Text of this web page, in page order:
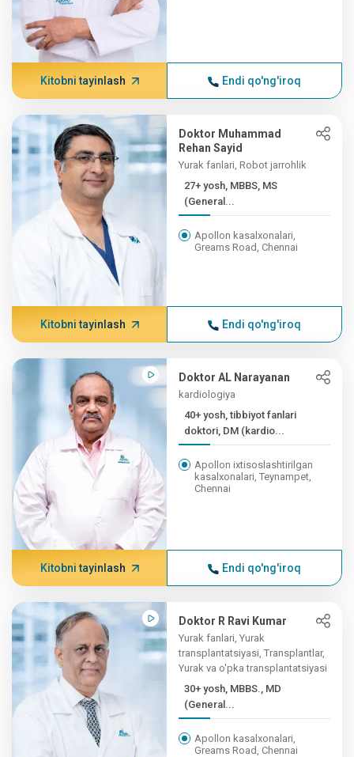
Kitobni tayinlash Endi qo'ng'iroq
Doktor Muhammad
Rehan Sayid
Yurak fanlari, Robot jarrohlik
27+ yosh, MBBS, MS
(General...
Apollon kasalxonalari,
Greams Road, Chennai
Kitobni tayinlash Endi qo'ng'iroq
Doktor AL Narayanan
kardiologiya
40+ yosh, tibbiyot fanlari
doktori, DM (kardio...
Apollon ixtisoslashtirilgan
kasalxonalari, Teynampet,
Chennai
Kitobni tayinlash Endi qo'ng'iroq
Doktor R Ravi Kumar
Yurak fanlari, Yurak
transplantatsiyasi, Transplantlar,
Yurak va o'pka transplantatsiyasi
30+ yosh, MBBS., MD
(General...
Apollon kasalxonalari,
Greams Road, Chennai